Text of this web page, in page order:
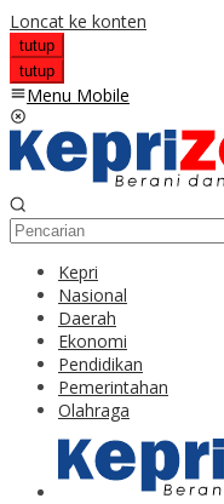
Loncat ke konten
tutup
tutup
Menu Mobile
Kepri
Nasional
Daerah
Ekonomi
Pendidikan
Pemerintahan
Olahraga